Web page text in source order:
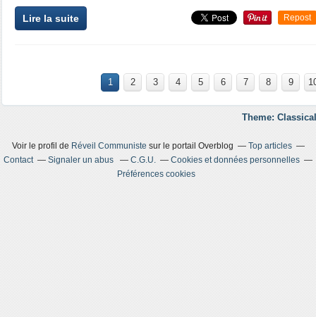
Lire la suite Repost
1 2 3 4 5 6 7 8 9
Theme:
Voir le profil de Réveil Communistesur le portail Overblog
Top articles
Contact
Signaler un abus C.G.U.
Cookies et données personnelles
Préférences cookies